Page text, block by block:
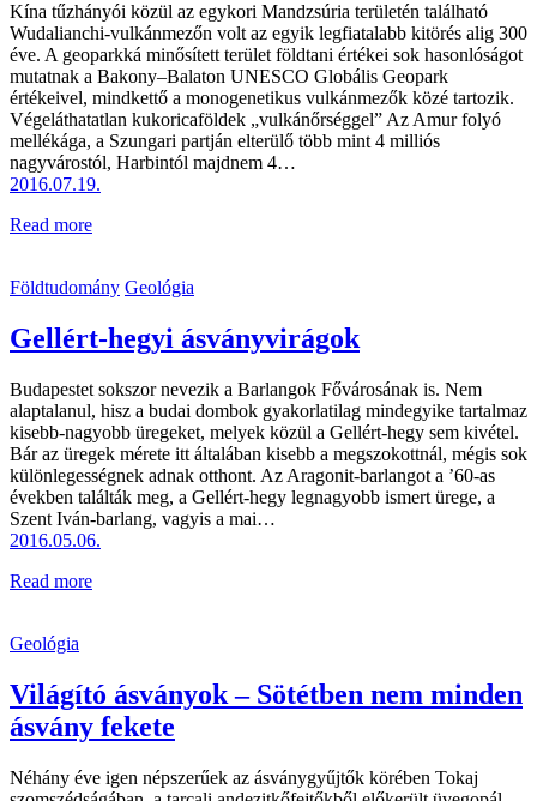
Kína tűzhányói közül az egykori Mandzsúria területén található
Wudalianchi-vulkánmezőn volt az egyik legfiatalabb kitörés alig 300
éve. A geoparkká minősített terület földtani értékei sok hasonlóságot
mutatnak a Bakony–Balaton UNESCO Globális Geopark
értékeivel, mindkettő a monogenetikus vulkánmezők közé tartozik.
Végeláthatatlan kukoricaföldek „vulkánőrséggel” Az Amur folyó
mellékága, a Szungari partján elterülő több mint 4 milliós
nagyvárostól, Harbintól majdnem 4…
2016.07.19.
Read more
Földtudomány Geológia
Gellért-hegyi ásványvirágok
Budapestet sokszor nevezik a Barlangok Fővárosának is. Nem
alaptalanul, hisz a budai dombok gyakorlatilag mindegyike tartalmaz
kisebb-nagyobb üregeket, melyek közül a Gellért-hegy sem kivétel.
Bár az üregek mérete itt általában kisebb a megszokottnál, mégis sok
különlegességnek adnak otthont. Az Aragonit-barlangot a ’60-as
években találták meg, a Gellért-hegy legnagyobb ismert ürege, a
Szent Iván-barlang, vagyis a mai…
2016.05.06.
Read more
Geológia
Világító ásványok – Sötétben nem minden
ásvány fekete
Néhány éve igen népszerűek az ásványgyűjtők körében Tokaj